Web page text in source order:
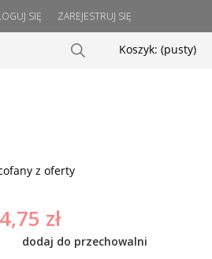
ZAREJESTRUJ SIĘ
SIĘ
Koszyk: (pusty)
z oferty
zł
dodaj do przechowalni